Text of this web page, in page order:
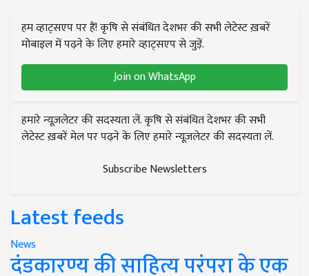
हम व्हाट्सएप पर हैं! कृषि से संबंधित देशभर की सभी लेटेस्ट ख़बरें
मोबाइल में पढ़ने के लिए हमारे व्हाट्सएप से जुड़ें.
Join on WhatsApp
हमारे न्यूज़लेटर की सदस्यता लें. कृषि से संबंधित देशभर की सभी
लेटेस्ट ख़बरें मेल पर पढ़ने के लिए हमारे न्यूज़लेटर की सदस्यता लें.
Subscribe Newsletters
Latest feeds
News
दंडकारण्य की साहित्य परंपरा के एक